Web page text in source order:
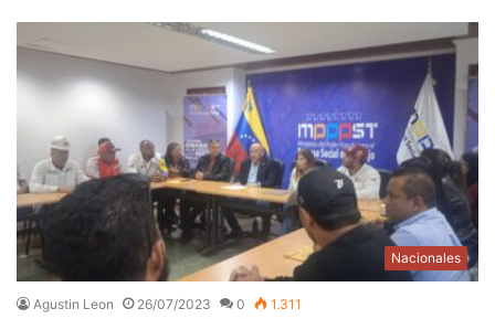
Nacionales
Agustin Leon 26/07/2023 0 1.311